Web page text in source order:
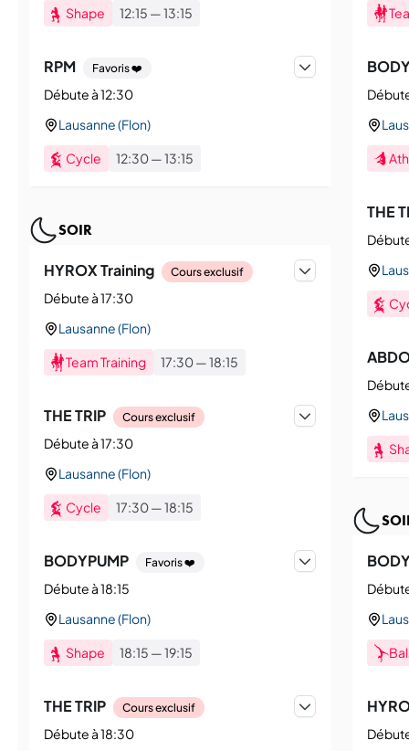
Shape 12:15 —13:15
RPM Favoris ❤️
Débute à 12:30
Lausanne (Flon)
Cycle 12:30—13:15
SOIR
HYROX Training Cours exclusif
Débute à 17:30
Lausanne (Flon)
Team Training 17:30—18:15
THE TRIP Cours exclusif
Débute à 17:30
Lausanne (Flon)
Cycle 17:30—18:15
BODYPUMP Favoris ❤️
Débute à 18:15
Lausanne (Flon)
Shape 18:15 —19:15
THE TRIP Cours exclusif
Débute à 18:30
THE